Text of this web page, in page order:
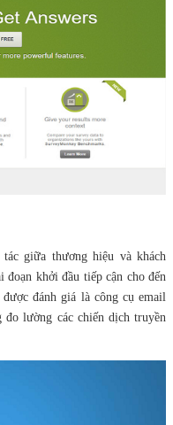
giữa thương hiệu và khách
khởi đầu tiếp cận cho đến
đánh giá là công cụ email
đo lường các chiến dịch truyền